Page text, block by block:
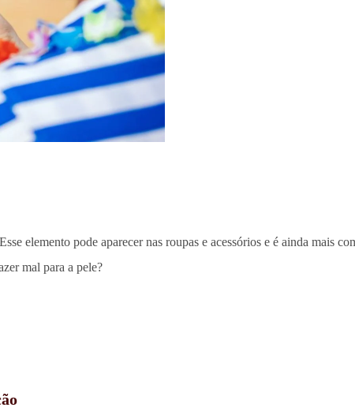
elemento pode aparecer nas roupas e acessórios e é ainda mais
mal para a pele?